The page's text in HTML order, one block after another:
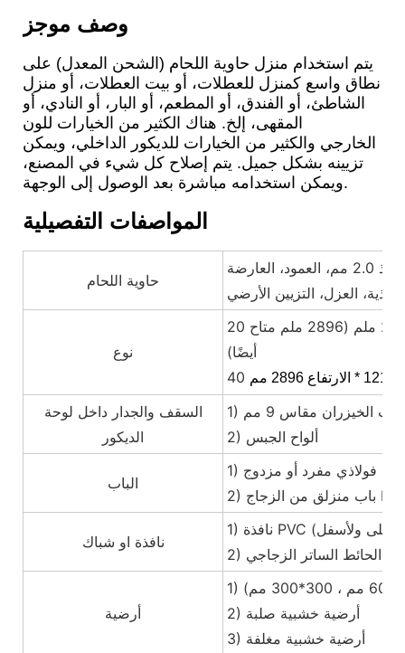
وصف موجز
يتم استخدام منزل حاوية اللحام (الشحن المعدل) على
نطاق واسع كمنزل للعطلات، أو بيت العطلات، أو منزل
الشاطئ، أو الفندق، أو المطعم، أو البار، أو النادي، أو
المقهى، إلخ. هناك الكثير من الخيارات للون
الخارجي والكثير من الخيارات للديكور الداخلي، ويمكن
تزيينه بشكل جميل. يتم إصلاح كل شيء في المصنع،
ويمكن استخدامه مباشرة بعد الوصول إلى الوجهة.
المواصفات التفصيلية
حاوية اللحام
صفائح الفولاذ المموجة 1.5 مم، صفائح الفولاذ 2.0 مم، العمود، العارضة
العزل، التزيين الأرضي
نوع
20 قدم: العرض 2438 * الطول 6058 * الارتفاع 2591 ملم (2896 ملم متاح
أيضًا)
السقف والجدار داخل لوحة
الديكور
الخيزران مقاس 9 مم
2) ألواح الجبس
الباب
1) باب فولاذي مفرد أو مزدوج
نافذة او شباك
2) الحائط الساتر الزجاجي
أرضية
2) أرضية خشبية صلبة
3) أرضية خشبية مغلفة